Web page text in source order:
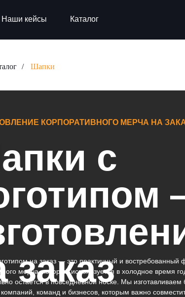
Наши кейсы Каталог
/ Шапки
с
заказ
на заказ — это практичный и востребованный
мерча, который используется в холодное время
остается в повседневной носке. Мы
команд и бизнесов, которым важно
КОРПОРАТИВНОГО МЕРЧА НА